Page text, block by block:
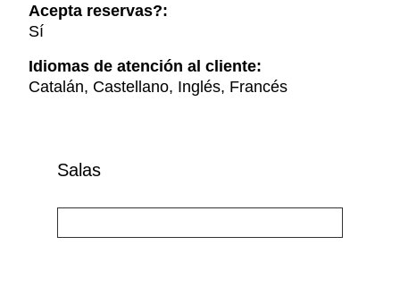
Acepta reservas?:
Sí
Idiomas de atención al cliente:
Catalán, Castellano, Inglés, Francés
Salas